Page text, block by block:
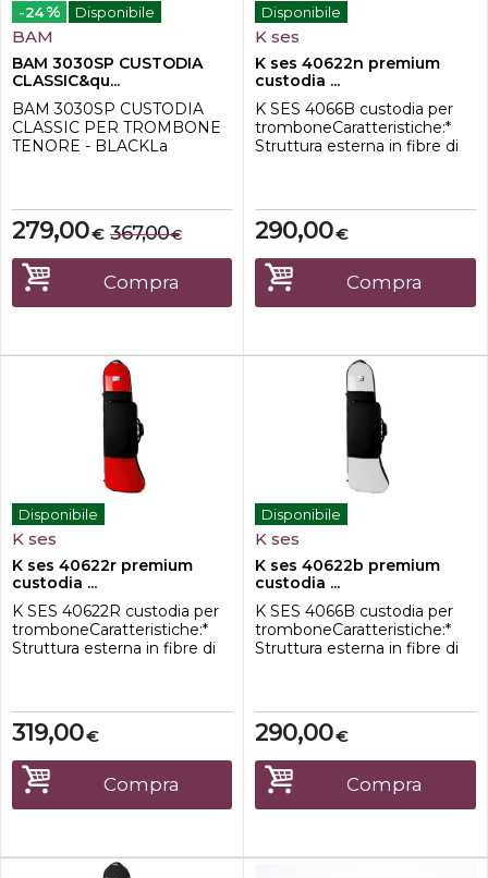
-24 % Disponibile
BAM
BAM 3030SP CUSTODIA
CLASSIC&qu...
BAM 3030SP CUSTODIA
CLASSIC PER TROMBONE
TENORE - BLACKLa
culla interna i schiuma ad
alta densità lo strumento
viene protetto sia da sblazi di
temperatura,sia da eventuali
urti accidentali.Per facilitarne
il trasporto...
€
279,00 €
367,00
Compra
Disponibile
K ses
K ses 40622n premium
custodia ...
K SES 4066B custodia per
tromboneCaratteristiche:*
Struttura esterna in fibre di
tromboni con
€
290,00
Compra
Disponibile
K ses
K ses 40622r premium
custodia ...
K SES 40622R custodia per
tromboneCaratteristiche:*
Struttura esterna in fibre di
tromboni con
€
319,00
Compra
Disponibile
K ses
K ses 40622b premium
custodia ...
K SES 4066B custodia per
tromboneCaratteristiche:*
Struttura esterna in fibre di
tromboni con
€
290,00
Compra